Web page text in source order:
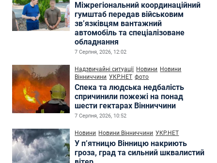
Міжрегіональний координаційний
гумштаб передав військовим
зв’язківцям вантажний
автомобіль та спеціалізоване
обладнання
7 Серпня, 2026, 12:02
Надзвичайні ситуації Новини Новини
Вінниччини УКР.НЕТ фото
Спека та людська недбалість
спричинили пожежі на понад
шести гектарах Вінниччини
7 Серпня, 2026, 10:52
Новини Новини Вінниччини УКР.НЕТ
У п’ятницю Вінницю накриють
гроза, град та сильний шквалистий